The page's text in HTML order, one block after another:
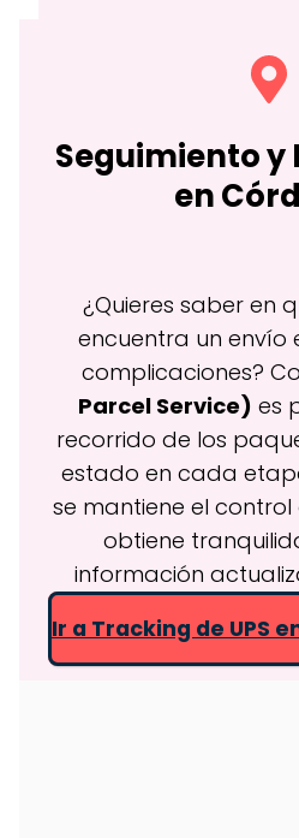
Seguimiento y
en
¿Quieres saber en
encuentra un envío
complicaciones?
Parcel Service) es
recorrido de los
estado en cada
se mantiene el control
obtiene
información
Ir a Tracking de UPS